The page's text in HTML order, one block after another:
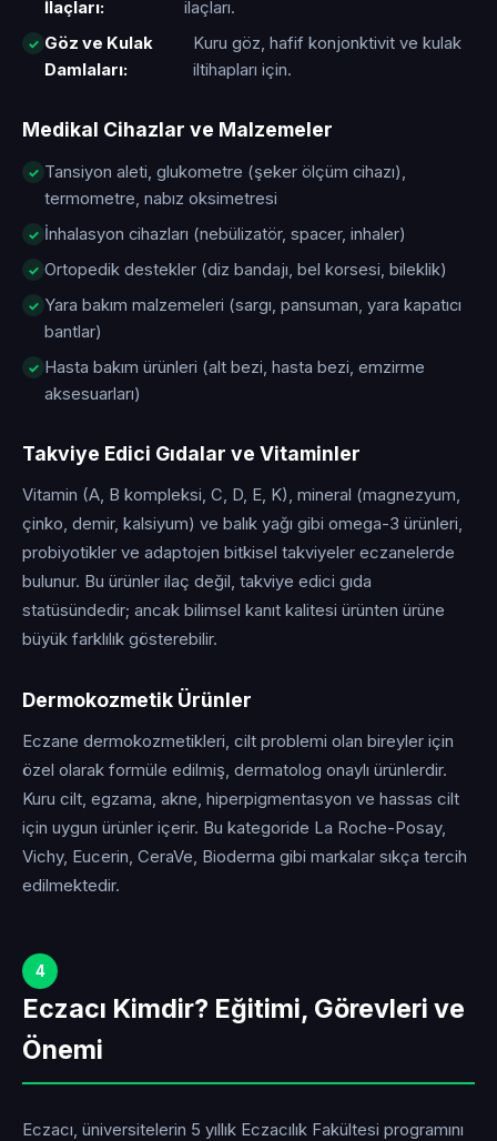
İlaçları:
ilaçları.
Göz ve Kulak
Damlaları:
Kuru göz, hafif konjonktivit ve kulak
iltihapları için.
Medikal Cihazlar ve Malzemeler
Tansiyon aleti, glukometre (şeker ölçüm cihazı),
termometre, nabız oksimetresi
İnhalasyon cihazları (nebülizatör, spacer, inhaler)
Ortopedik destekler (diz bandajı, bel korsesi, bileklik)
Yara bakım malzemeleri (sargı, pansuman, yara kapatıcı
bantlar)
Hasta bakım ürünleri (alt bezi, hasta bezi, emzirme
aksesuarları)
Takviye Edici Gıdalar ve Vitaminler
Vitamin (A, B kompleksi, C, D, E, K), mineral (magnezyum,
çinko, demir, kalsiyum) ve balık yağı gibi omega-3 ürünleri,
probiyotikler ve adaptojen bitkisel takviyeler eczanelerde
bulunur. Bu ürünler ilaç değil, takviye edici gıda
statüsündedir; ancak bilimsel kanıt kalitesi ürünten ürüne
büyük farklılık gösterebilir.
Dermokozmetik Ürünler
Eczane dermokozmetikleri, cilt problemi olan bireyler için
özel olarak formüle edilmiş, dermatolog onaylı ürünlerdir.
Kuru cilt, egzama, akne, hiperpigmentasyon ve hassas cilt
için uygun ürünler içerir. Bu kategoride La Roche-Posay,
Vichy, Eucerin, CeraVe, Bioderma gibi markalar sıkça tercih
edilmektedir.
4
Eczacı Kimdir? Eğitimi, Görevleri ve
Önemi
Eczacı, üniversitelerin 5 yıllık Eczacılık Fakültesi programını